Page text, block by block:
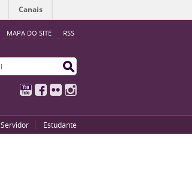
MAPA DO SITE RSS
Canais
YouTubeFacebook
Flickr
Servidor Estudante